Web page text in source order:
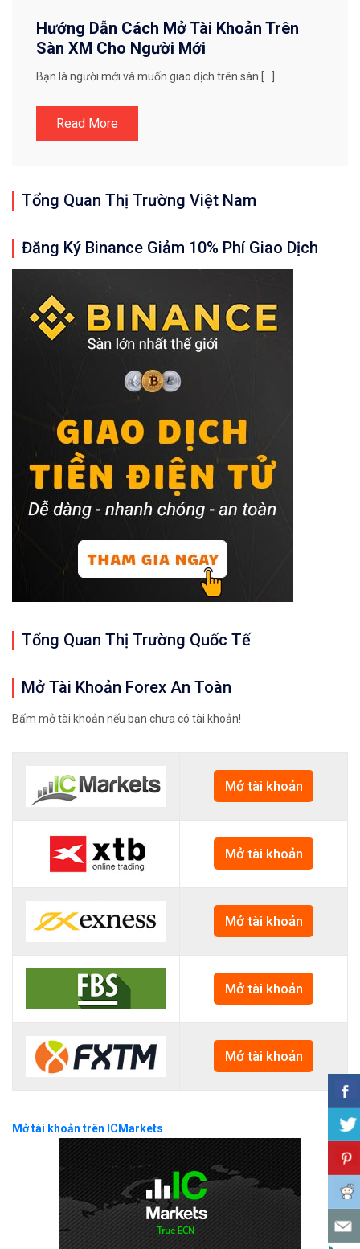
Hướng Dẫn Cách Mở Tài Khoản Trên
Sàn XM Cho Người Mới
Bạn là người mới và muốn giao dịch trên sàn […]
Read More
Tổng Quan Thị Trường Việt Nam
Đăng Ký Binance Giảm 10% Phí Giao Dịch
Tổng Quan Thị Trường Quốc Tế
Mở Tài Khoản Forex An Toàn
Bấm mở tài khoản nếu bạn chưa có tài khoản!
Mở tài khoản
Mở tài khoản
Mở tài khoản
Mở tài khoản
Mở tài khoản
Mở tài khoản trên ICMarkets